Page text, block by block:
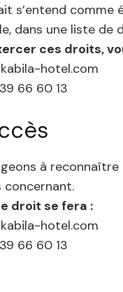
s’entend comme
dans une liste de
ces droits,
hotel.com
66 60 13
à
concernant.
droit se fera :
hotel.com
66 60 13